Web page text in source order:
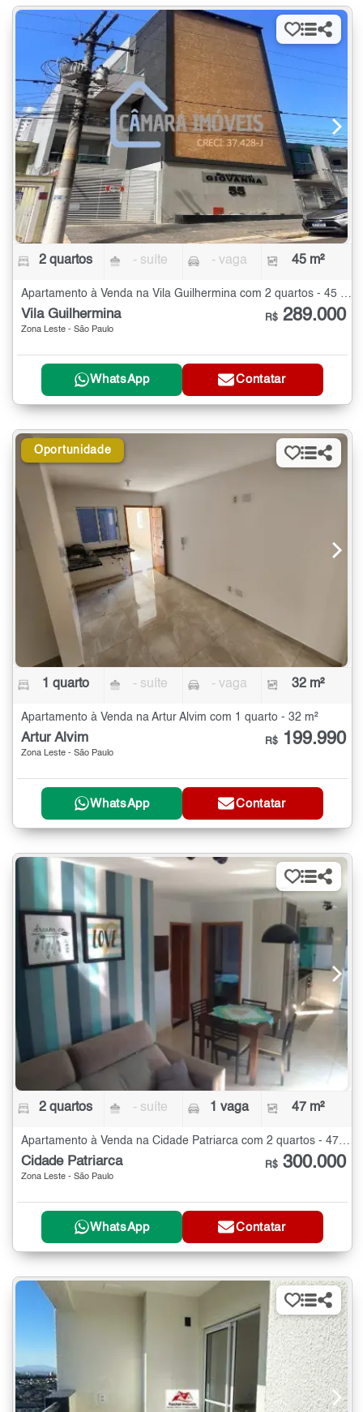
2 quartos - suíte - vaga 45 m²
Vila Guilhermina
Zona Leste - São Paulo
R$ 289.000
WhatsApp Contatar
Oportunidade
1 quarto - suíte - vaga 32 m²
Apartamento à Venda na Artur Alvim com 1 quarto - 32 m²
Artur Alvim
Zona Leste - São Paulo
R$ 199.990
WhatsApp Contatar
2 quartos - suíte 1 vaga 47 m²
Apartamento à Venda na Cidade Patriarca com 2 quartos - 47 m²
Cidade Patriarca
Zona Leste - São Paulo
R$ 300.000
WhatsApp Contatar